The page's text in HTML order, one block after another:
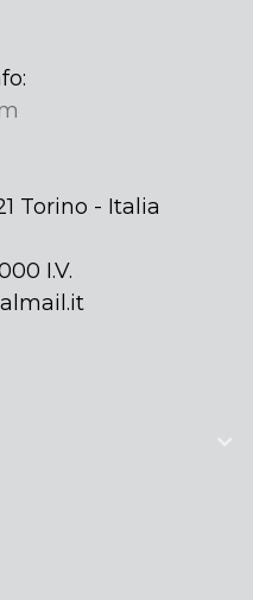
Torino - Italia
I.V.